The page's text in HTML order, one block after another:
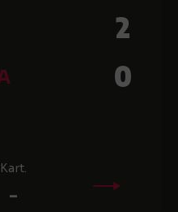
2
0
Kart.
-